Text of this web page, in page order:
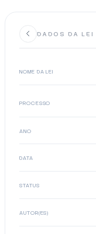
DADOS DA LEI
NOME DA LEI
PROCESSO
ANO
DATA
STATUS
AUTOR(ES)